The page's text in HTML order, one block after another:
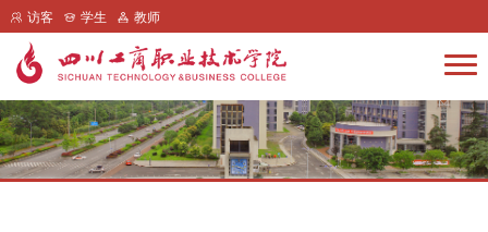
访客 学生 教师